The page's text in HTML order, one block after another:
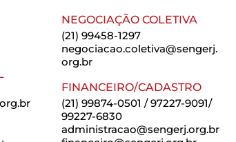
NEGOCIAÇÃO COLETIVA
(21) 99458-1297
negociacao.coletiva@sengerj.
org.br
FINANCEIRO/CADASTRO
(21) 99874-0501 / 97227-9091/
99227-6830
administracao@sengerj.org.br